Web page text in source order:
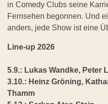
in Comedy Clubs seine
Fernsehen begonnen. Und
anders, jede Show ist eine
Line-up 2026
5.9.: Lukas Wandke, Peter
3.10.: Heinz Gröning,
Thamm